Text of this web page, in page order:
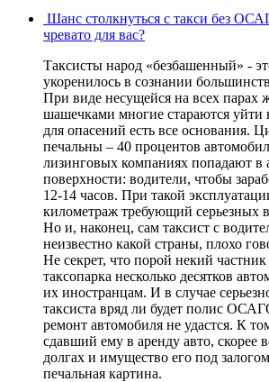
Шанс столкнуться с такси без
чревато для вас?
Таксисты народ «безбашенный» -
укоренилось в сознании
При виде несущейся на всех парах
шашечками многие стараются уйти
для опасений есть все основания.
печальны – 40 процентов
лизинговых компаниях попадают
поверхности: водители, чтобы
12-14 часов. При такой
километраж требующий серьезных
Но и, наконец, сам таксист с
неизвестно какой страны, плохо
Не секрет, что порой некий частник
таксопарка несколько десятков
их иностранцам. И в случае
таксиста вряд ли будет полис
ремонт автомобиля не удастся. К
сдавший ему в аренду авто, скорее
долгах и имущество его под
печальная картина.